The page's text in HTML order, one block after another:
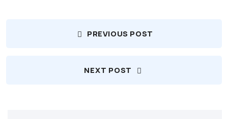
PREVIOUS POST
NEXT POST